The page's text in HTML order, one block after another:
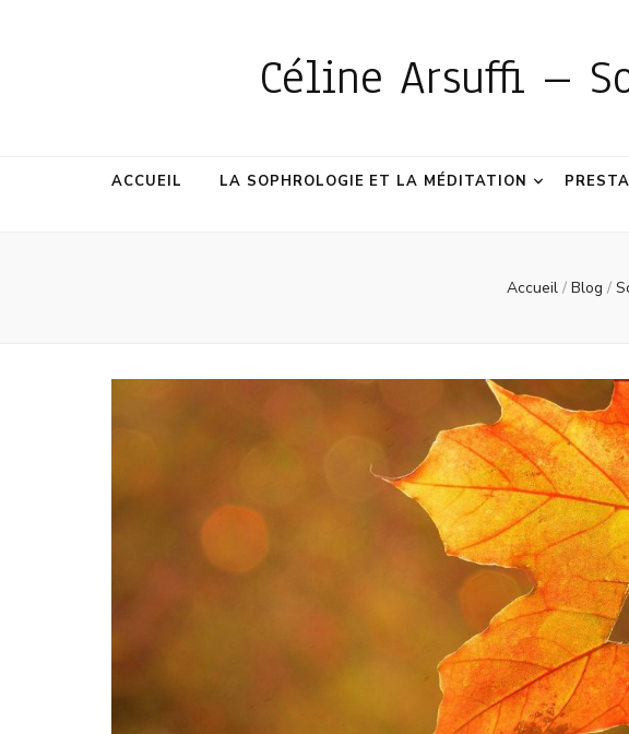
Céline Arsuffi –
ACCUEIL LA SOPHROLOGIE ET LA MÉDITATION
Accueil / Blog /